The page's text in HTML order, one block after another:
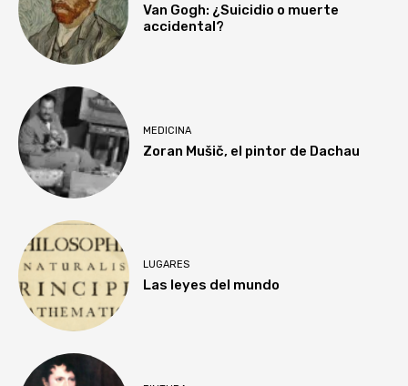
Van Gogh: ¿Suicidio o muerte
accidental?
MEDICINA
Zoran Mušič, el pintor de Dachau
LUGARES
Las leyes del mundo